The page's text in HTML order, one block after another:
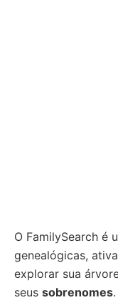
O FamilySearch é
genealógicas,
explorar sua
seus sobrenomes